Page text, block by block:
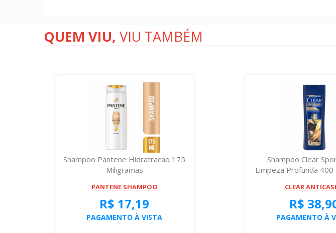
QUEM VIU, VIU TAMBÉM
Shampoo Pantene Hidratracao 175
Miligramas
PANTENE SHAMPOO
R$ 17,19
PAGAMENTO À VISTA
Shampoo Clear
Limpeza Profunda 400
CLEAR
R$
PAGAMENTO À